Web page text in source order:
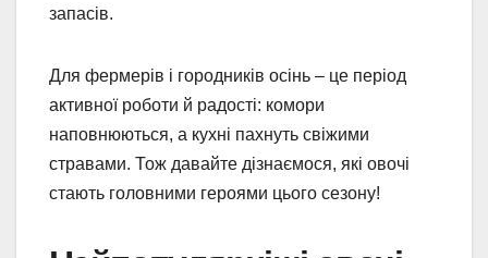
запасів.
Для фермерів і городників осінь – це період
активної роботи й радості: комори
наповнюються, а кухні пахнуть свіжими
стравами. Тож давайте дізнаємося, які овочі
стають головними героями цього сезону!